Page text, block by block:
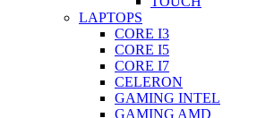
LAPTOPS
CORE I3
CORE I5
CORE I7
CELERON
GAMING INTEL
GAMING AMD